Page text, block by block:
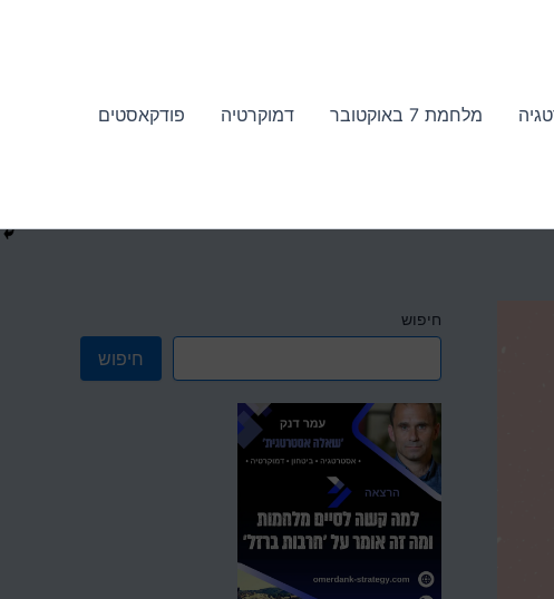
מלחמת 7 באוקטובר דמוקרטיה פודקאסטים
חיפוש
חיפוש